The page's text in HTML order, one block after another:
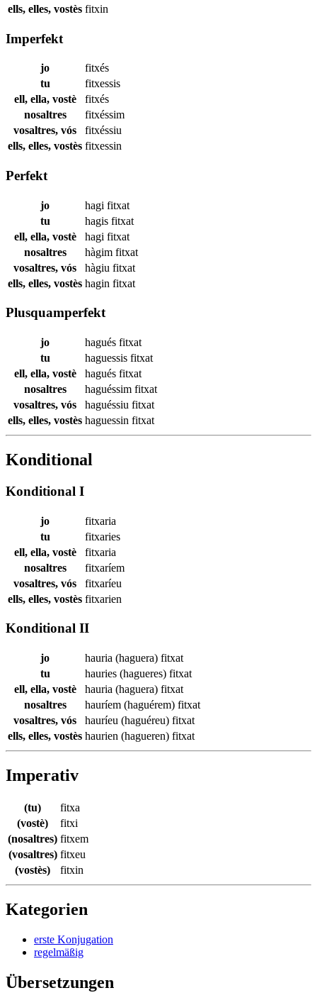
ells, elles, vostès fitxin
Imperfekt
jo
fitxés
tu
fitxessis
ell, ella, vostè
fitxés
nosaltres
fitxéssim
vosaltres, vós
fitxéssiu
ells, elles, vostès fitxessin
Perfekt
jo hagi fitxat
tu
hagis fitxat
ell, ella, vostè
hagi fitxat
nosaltres
hàgim fitxat
vosaltres, vós
hàgiu fitxat
ells, elles, vostès hagin fitxat
Plusquamperfekt
jo hagués fitxat
tu
haguessis fitxat
ell, ella, vostè
hagués fitxat
nosaltres
haguéssim fitxat
vosaltres, vós
haguéssiu fitxat
ells, elles, vostès haguessin fitxat
Konditional
Konditional I
jo
fitxaria
tu
fitxaries
ell, ella, vostè
fitxaria
nosaltres
fitxaríem
vosaltres, vós
fitxaríeu
ells, elles, vostès fitxarien
Konditional II
jo hauria (haguera) fitxat
tu
hauries (hagueres) fitxat
ell, ella, vostè
hauria (haguera) fitxat
nosaltres
hauríem (haguérem) fitxat
vosaltres, vós
hauríeu (haguéreu) fitxat
ells, elles, vostès haurien (hagueren) fitxat
Imperativ
(tu)
fitxa
(vostè)
fitxi
(nosaltres) fitxem
(vosaltres) fitxeu
(vostès)
fitxin
Kategorien
erste Konjugation
regelmäßig
Übersetzungen